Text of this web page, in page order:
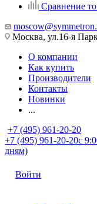
Сравнение
Москва, ул.16-я
О компании
Как купить
Производители
Контакты
Новинки
...
+7 (495) 961-20-20
+7 (495) 961-20-20с
дням)
Войти